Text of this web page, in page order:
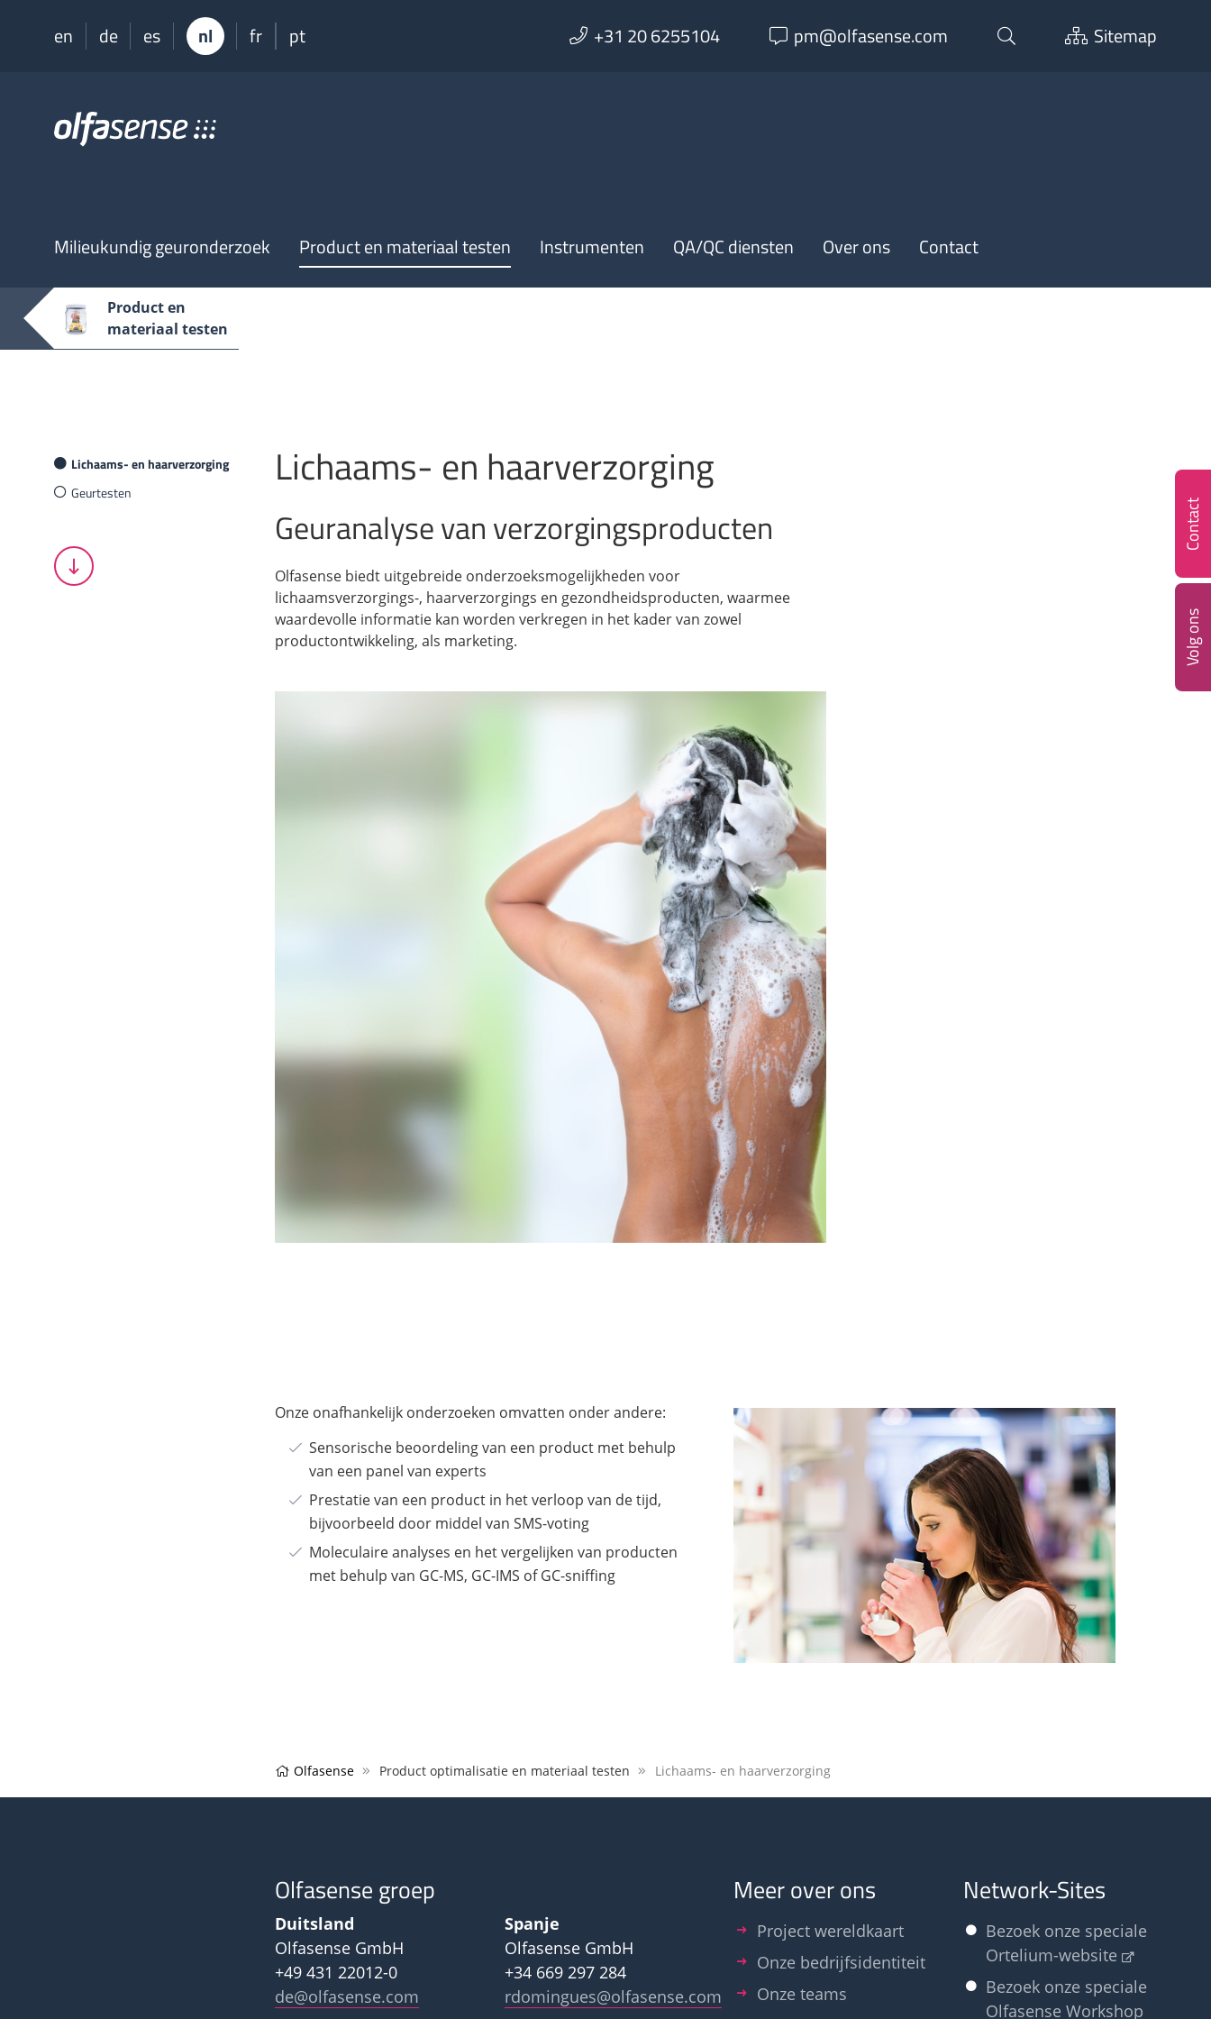
en de es nl fr pt +31 20 6255104 pm@olfasense.com Sitemap
Odour
Knowledge
Milieukundig geuronderzoek Product en materiaal testen Instrumenten QA/QC diensten Over ons Contact
Product en
materiaal testen
Lichaams- en haarverzorging
Geurtesten
Lichaams- en haarverzorging
Geuranalyse van verzorgingsproducten
Olfasense biedt uitgebreide onderzoeksmogelijkheden voor
lichaamsverzorgings-, haarverzorgings en gezondheidsproducten, waarmee
waardevolle informatie kan worden verkregen in het kader van zowel
productontwikkeling, als marketing.
Onze onafhankelijk onderzoeken omvatten onder andere:
Sensorische beoordeling van een product met behulp
van een panel van experts
Prestatie van een product in het verloop van de tijd,
bijvoorbeeld door middel van SMS-voting
Moleculaire analyses en het vergelijken van producten
met behulp van GC-MS, GC-IMS of GC-sniffing
Olfasense Product optimalisatie en materiaal testen Lichaams- en haarverzorging
Olfasense groep
Duitsland
Olfasense GmbH
+49 431 22012-0
de@olfasense.com
Spanje
Olfasense GmbH
+34 669 297 284
rdomingues@olfasense.com
Meer over ons
Project wereldkaart
Onze bedrijfsidentiteit
Onze teams
Network-Sites
Bezoek onze speciale
Ortelium-website
Bezoek onze speciale
Olfasense Workshop
Contact
Volg ons